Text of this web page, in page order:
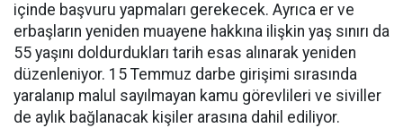
içinde başvuru yapmaları gerekecek. Ayrıca er ve
erbaşların yeniden muayene hakkına ilişkin yaş sınırı da
55 yaşını doldurdukları tarih esas alınarak yeniden
düzenleniyor. 15 Temmuz darbe girişimi sırasında
yaralanıp malul sayılmayan kamu görevlileri ve siviller
de aylık bağlanacak kişiler arasına dahil ediliyor.